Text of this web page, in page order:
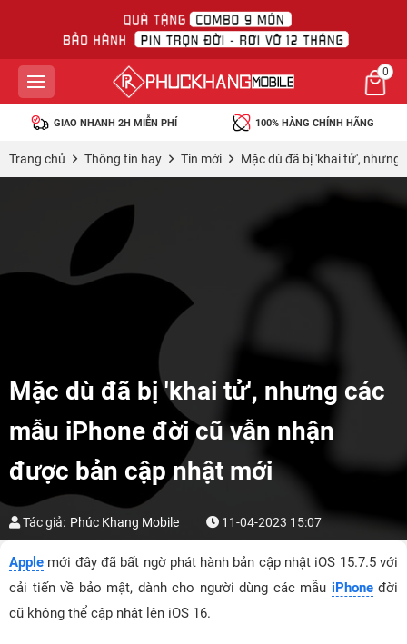
0
GIAO NHANH 2H MIỄN PHÍ 100% HÀNG CHÍNH HÃNG
Trang chủ Thông tin hay Tin mới Mặc dù đã bị 'khai tử', nhưng
Mặc dù đã bị 'khai tử', nhưng các
mẫu iPhone đời cũ vẫn nhận
được bản cập nhật mới
Tác giả: Phúc Khang Mobile 11-04-2023 15:07
Apple mới đây đã bất ngờ phát hành bản cập nhật iOS 15.7.5 với
cải tiến về bảo mật, dành cho người dùng các mẫu iPhoneđời
cũ không thể cập nhật lên iOS 16.